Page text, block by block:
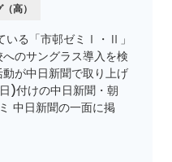
高）
いる「市邨ゼミⅠ・Ⅱ」
のサングラス導入を検
が中日新聞で取り上げ
)付けの中日新聞・朝
中日新聞の一面に掲